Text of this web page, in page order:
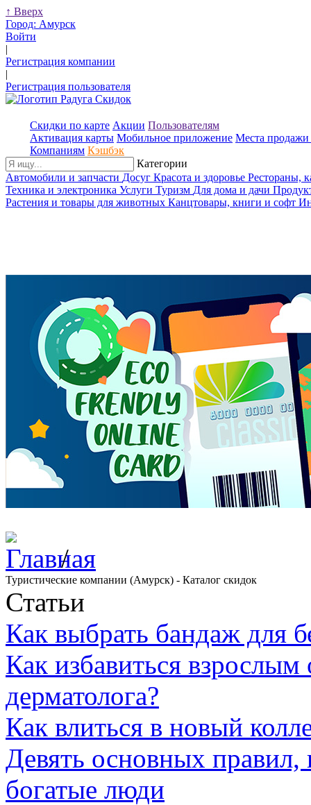
↑ Вверх
Город: Амурск
Войти
|
Регистрация компании
|
Регистрация пользователя
Скидки по карте Акции Пользователям
Активация карты Мобильное приложение Места продажи
Компаниям Кэшбэк
Категории
Автомобили и запчасти Досуг Красота и здоровье Рестораны,
Техника и электроника Услуги Туризм Для дома и дачи
Растения и товары для животных Канцтовары, книги и софт
/
Туристические компании (Амурск) - Каталог скидок
Статьи
Как выбрать бандаж для
Как избавиться
дерматолога?
Как влиться в новый
Девять основных
богатые люди